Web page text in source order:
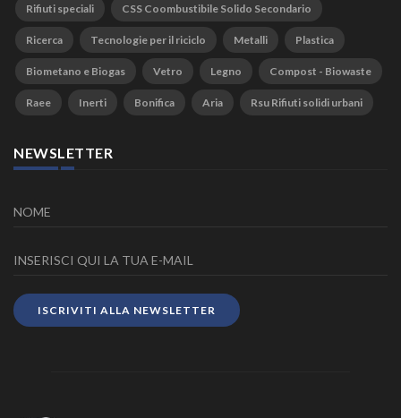
Rifiuti speciali CSS Coombustibile Solido Secondario
Ricerca Tecnologie per il riciclo Metalli Plastica
Biometano e Biogas Vetro Legno Compost - Biowaste
Raee Inerti Bonifica Aria Rsu Rifiuti solidi urbani
NEWSLETTER
ISCRIVITI ALLA NEWSLETTER